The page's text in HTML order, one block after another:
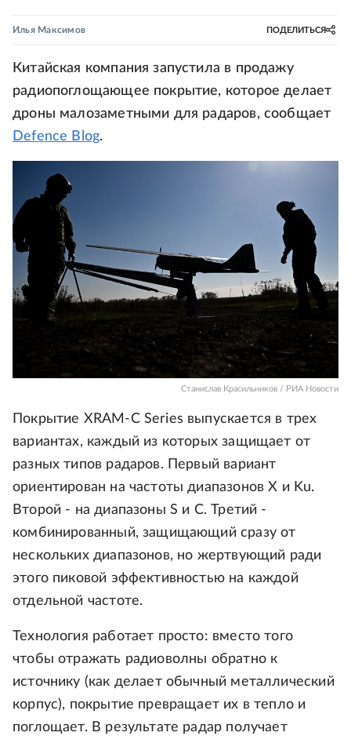
Илья Максимов ПОДЕЛИТЬСЯ
Китайская компания запустила в продажу
радиопоглощающее покрытие, которое делает
дроны малозаметными для радаров, сообщает
Defence Blog.
Станислав Красильников / РИА Новости
Покрытие XRAM-C Series выпускается в трех
вариантах, каждый из которых защищает от
разных типов радаров. Первый вариант
ориентирован на частоты диапазонов X и Ku.
Второй - на диапазоны S и C. Третий -
комбинированный, защищающий сразу от
нескольких диапазонов, но жертвующий ради
этого пиковой эффективностью на каждой
отдельной частоте.
Технология работает просто: вместо того
чтобы отражать радиоволны обратно к
источнику (как делает обычный металлический
корпус), покрытие превращает их в тепло и
поглощает. В результате радар получает